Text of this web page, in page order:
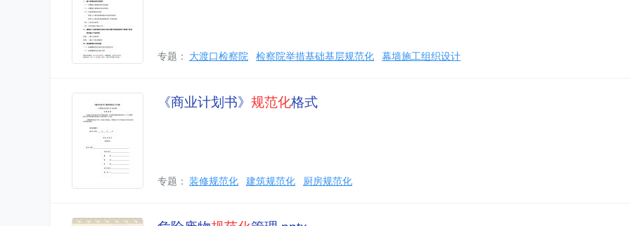
专题： 大渡口检察院 检察院举措基础基层规范化 幕墙施工组织设计
《商业计划书》 规范化格式
专题： 装修规范化 建筑规范化 厨房规范化